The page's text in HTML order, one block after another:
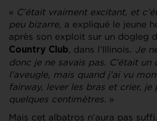
« C’était vraiment excitant, et
peu bizarre, a expliqué le jeune
après son exploit sur un dogleg
Country Club, dans l’Illinois. Je
donc je ne savais pas. C’était
l’aveugle, mais quand j’ai vu
fairway, lever les bras et crier, je
quelques centimètres. »
Mais cet albatros n’aura pas suffi.